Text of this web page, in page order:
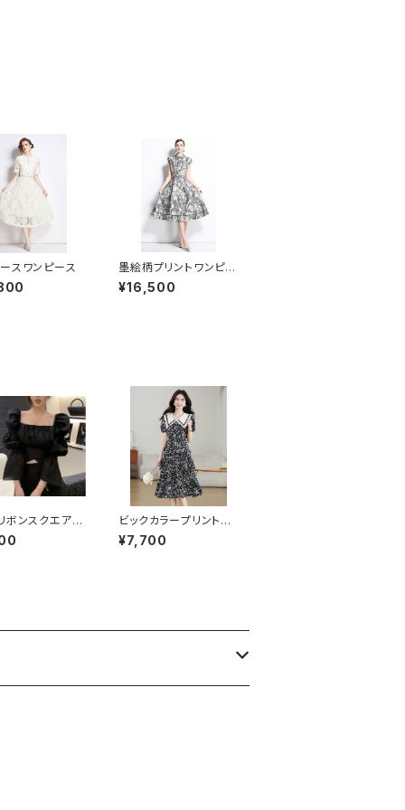
スワンピース
墨絵柄プリントワンピー
ス
¥16,500
ボンスクエアネ
ウス
ビックカラープリントフ
リル切り替えワンピース
¥7,700